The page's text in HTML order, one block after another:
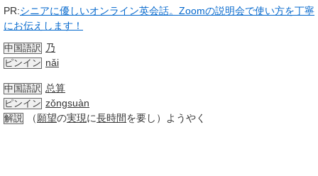
PR:シニアに優しいオンライン英会話。Zoomの説明会で使い方を丁寧
にお伝えします！
中国語訳 乃
ピンイン nǎi
中国語訳 总算
ピンイン zǒngsuàn
解説 （願望の実現に長時間を要し）ようやく